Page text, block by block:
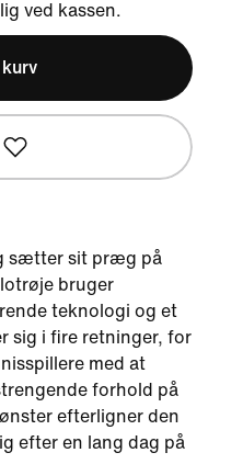
ved kassen.
sætter sit præg på
bruger
teknologi og et
sig i fire retninger, for
med at
forhold på
efterligner den
efter en lang dag på